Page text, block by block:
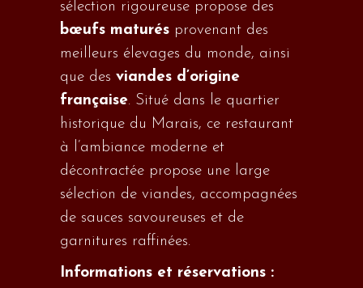
sélection rigoureuse propose des
bœufs maturés provenant des
meilleurs élevages du monde, ainsi
que des viandes d’origine
française. Situé dans le quartier
historique du Marais, ce restaurant
à l’ambiance moderne et
décontractée propose une large
sélection de viandes, accompagnées
de sauces savoureuses et de
garnitures raffinées.
Informations et réservations :